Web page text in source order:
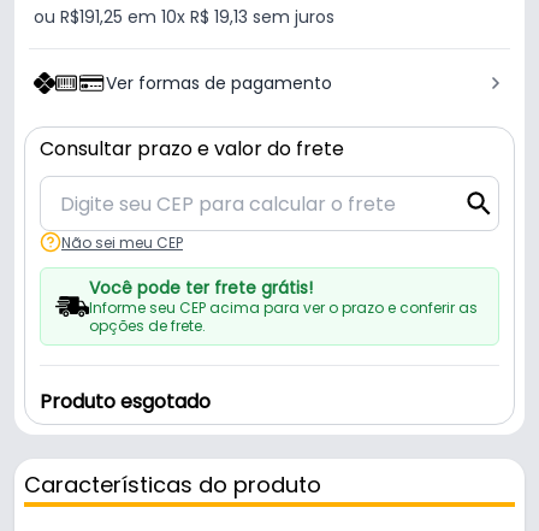
ou R$191,25 em 10x R$ 19,13 sem juros
Ver formas de pagamento
Consultar prazo e valor do frete
Não sei meu CEP
Você pode ter frete grátis!
Informe seu CEP acima para ver o prazo e conferir as
opções de frete.
Produto esgotado
Características do produto